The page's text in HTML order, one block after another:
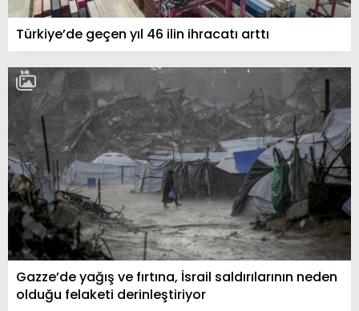
Türkiye’de geçen yıl 46 ilin ihracatı arttı
Gazze’de yağış ve fırtına, İsrail saldırılarının neden
olduğu felaketi derinleştiriyor